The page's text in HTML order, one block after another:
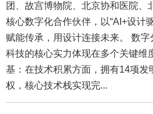
团、故宫博物院、北京协和医院、
核心数字化合作伙伴，以“AI+设计
赋能传承，用设计连接未来。 数字
科技的核心实力体现在多个关键维
基：在技术积累方面，拥有14项发
权，核心技术栈实现完...